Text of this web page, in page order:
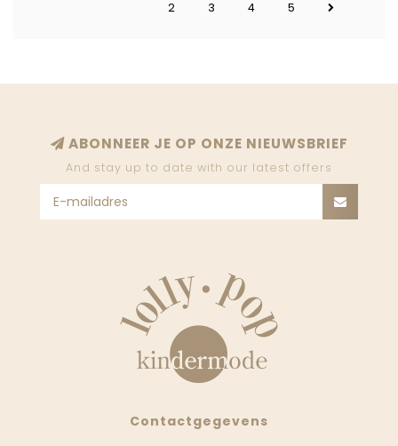
2 3 4 5
ABONNEER JE OP ONZE NIEUWSBRIEF
And stay up to date with our latest offers
Contactgegevens